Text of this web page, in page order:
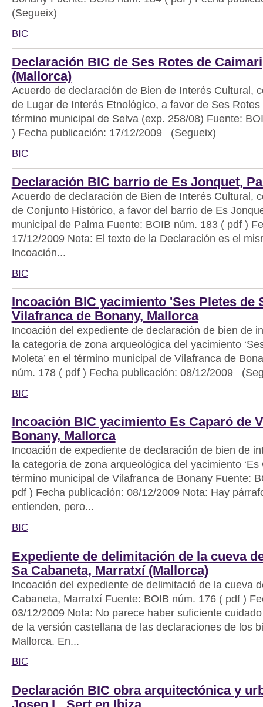
(Segueix)
BIC
Declaración BIC de Ses Rotes de
(Mallorca)
Acuerdo de declaración de Bien de Interés Cultural,
de Lugar de Interés Etnológico, a favor de Ses
término municipal de Selva (exp. 258/08) Fuente:
) Fecha publicación: 17/12/2009 (Segueix)
BIC
Declaración BIC barrio de Es Jonquet,
Acuerdo de declaración de Bien de Interés Cultural,
de Conjunto Histórico, a favor del barrio de Es
municipal de Palma Fuente: BOIB núm. 183 ( pdf )
17/12/2009 Nota: El texto de la Declaración es el
Incoación...
BIC
Incoación BIC yacimiento 'Ses Pletes de
Vilafranca de Bonany, Mallorca
Incoación del expediente de declaración de bien de
la categoría de zona arqueológica del yacimiento
Moleta’ en el término municipal de Vilafranca de
núm. 178 ( pdf ) Fecha publicación: 08/12/2009
BIC
Incoación BIC yacimiento Es Caparó de
Bonany, Mallorca
Incoación de expediente de declaración de bien de
la categoría de zona arqueológica del yacimiento ‘Es
término municipal de Vilafranca de Bonany Fuente:
pdf ) Fecha publicación: 08/12/2009 Nota: Hay
entienden, pero...
BIC
Expediente de delimitación de la cueva
Sa Cabaneta, Marratxí (Mallorca)
Incoación del expediente de delimitació de la cueva
Cabaneta, Marratxí Fuente: BOIB núm. 176 ( pdf )
03/12/2009 Nota: No parece haber suficiente
de la versión castellana de las declaraciones de los
Mallorca. En...
BIC
Declaración BIC obra arquitectónica y